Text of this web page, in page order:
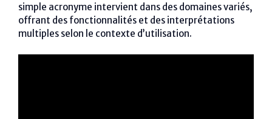
simple acronyme intervient dans des domaines variés,
offrant des fonctionnalités et des interprétations
multiples selon le contexte d’utilisation.